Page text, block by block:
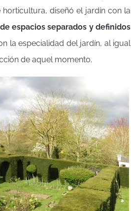
diseñó el jardín con la
espacios separados y definidos
la especialidad del jardín, al igual
de aquel momento.